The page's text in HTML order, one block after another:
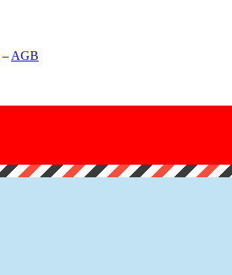
– AGB